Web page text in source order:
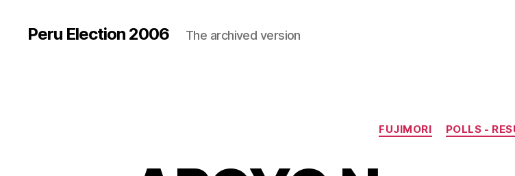
Peru Election 2006 The archived version
FUJIMORI POLLS -